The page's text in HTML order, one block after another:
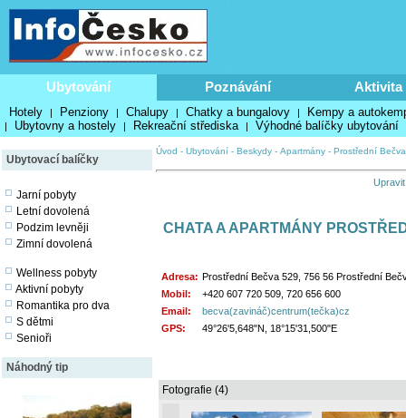
Ubytování Poznávání Aktivita
Hotely | Penziony | Chalupy | Chatky a bungalovy | Kempy a
| Ubytovny a hostely | Rekreační střediska | Výhodné balíčky ubytování
Ubytovací balíčky
Jarní pobyty
Letní dovolená
Podzim levněji
Zimní dovolená
Wellness pobyty
Aktivní pobyty
Romantika pro dva
S dětmi
Senioři
Náhodný tip
Úvod - Ubytování - Beskydy - Apartmány - Prostřední Bečva
CHATA A APARTMÁNY
Adresa: Prostřední Bečva 529, 756 56 Prostřední
Mobil:
+420 607 720 509, 720 656 600
Email:
becva(zavináč)centrum(tečka)cz
GPS:
49°26'5,648"N, 18°15'31,500"E
Fotografie (4)